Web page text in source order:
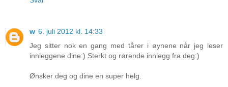
w 6. juli 2012 kl. 14:33
Jeg sitter nok en gang med tårer i øynene når jeg leser
innleggene dine:) Sterkt og rørende innlegg fra deg:)
Ønsker deg og dine en super helg.